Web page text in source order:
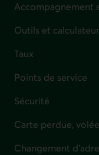
Accompagnement
Outils et
Taux
Points de service
Sécurité
Carte perdue,
Changement